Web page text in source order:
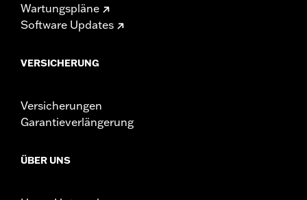
Wartungspläne
Software Updates
VERSICHERUNG
Versicherungen
Garantieverlängerung
ÜBER UNS